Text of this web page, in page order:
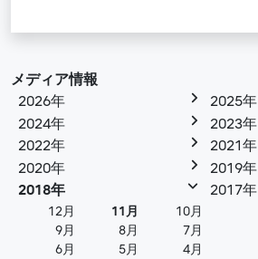
メディア情報
2026年
2025年
2024年
2023年
2022年
2021年
2020年
2019年
2018年
12月 11月
10月
9月
8月
7月
6月
5月
4月
2017年